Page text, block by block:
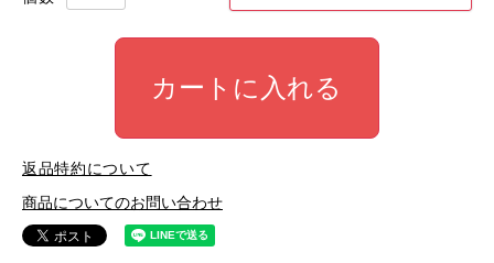
カートに入れる
返品特約について
商品についてのお問い合わせ